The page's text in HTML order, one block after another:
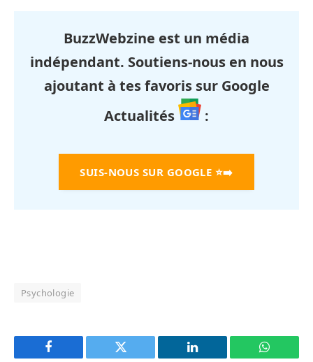
BuzzWebzine est un média
indépendant. Soutiens-nous en nous
ajoutant à tes favoris sur Google
Actualités
:
SUIS-NOUS SUR GOOGLE ⭐➡️
Psychologie
Facebook Twitter LinkedIn